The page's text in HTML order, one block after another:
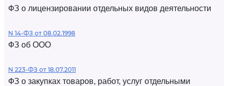
ФЗ о лицензировании отдельных видов деятельности
N 14-ФЗ от 08.02.1998
ФЗ об ООО
N 223-ФЗ от 18.07.2011
ФЗ о закупках товаров, работ, услуг отдельными